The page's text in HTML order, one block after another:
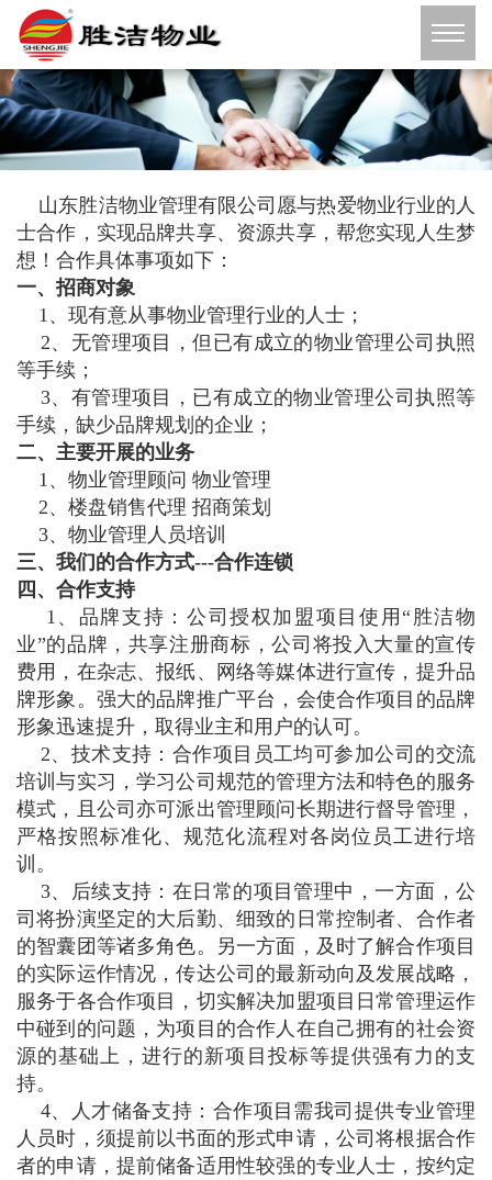
山东胜洁物业管理有限公司愿与热爱物业行业的人
士合作，实现品牌共享、资源共享，帮您实现人生梦
想！合作具体事项如下：
一、招商对象
1、现有意从事物业管理行业的人士；
2、无管理项目，但已有成立的物业管理公司执照
等手续；
3、有管理项目，已有成立的物业管理公司执照等
手续，缺少品牌规划的企业；
二、主要开展的业务
1、物业管理顾问 物业管理
2、楼盘销售代理 招商策划
3、物业管理人员培训
三、我们的合作方式---合作连锁
四、合作支持
1、品牌支持：公司授权加盟项目使用“胜洁物
业”的品牌，共享注册商标，公司将投入大量的宣传
费用，在杂志、报纸、网络等媒体进行宣传，提升品
牌形象。强大的品牌推广平台，会使合作项目的品牌
形象迅速提升，取得业主和用户的认可。
2、技术支持：合作项目员工均可参加公司的交流
培训与实习，学习公司规范的管理方法和特色的服务
模式，且公司亦可派出管理顾问长期进行督导管理，
严格按照标准化、规范化流程对各岗位员工进行培
训。
3、后续支持：在日常的项目管理中，一方面，公
司将扮演坚定的大后勤、细致的日常控制者、合作者
的智囊团等诸多角色。另一方面，及时了解合作项目
的实际运作情况，传达公司的最新动向及发展战略，
服务于各合作项目，切实解决加盟项目日常管理运作
中碰到的问题，为项目的合作人在自己拥有的社会资
源的基础上，进行的新项目投标等提供强有力的支
持。
4、人才储备支持：合作项目需我司提供专业管理
人员时，须提前以书面的形式申请，公司将根据合作
者的申请，提前储备适用性较强的专业人士，按约定